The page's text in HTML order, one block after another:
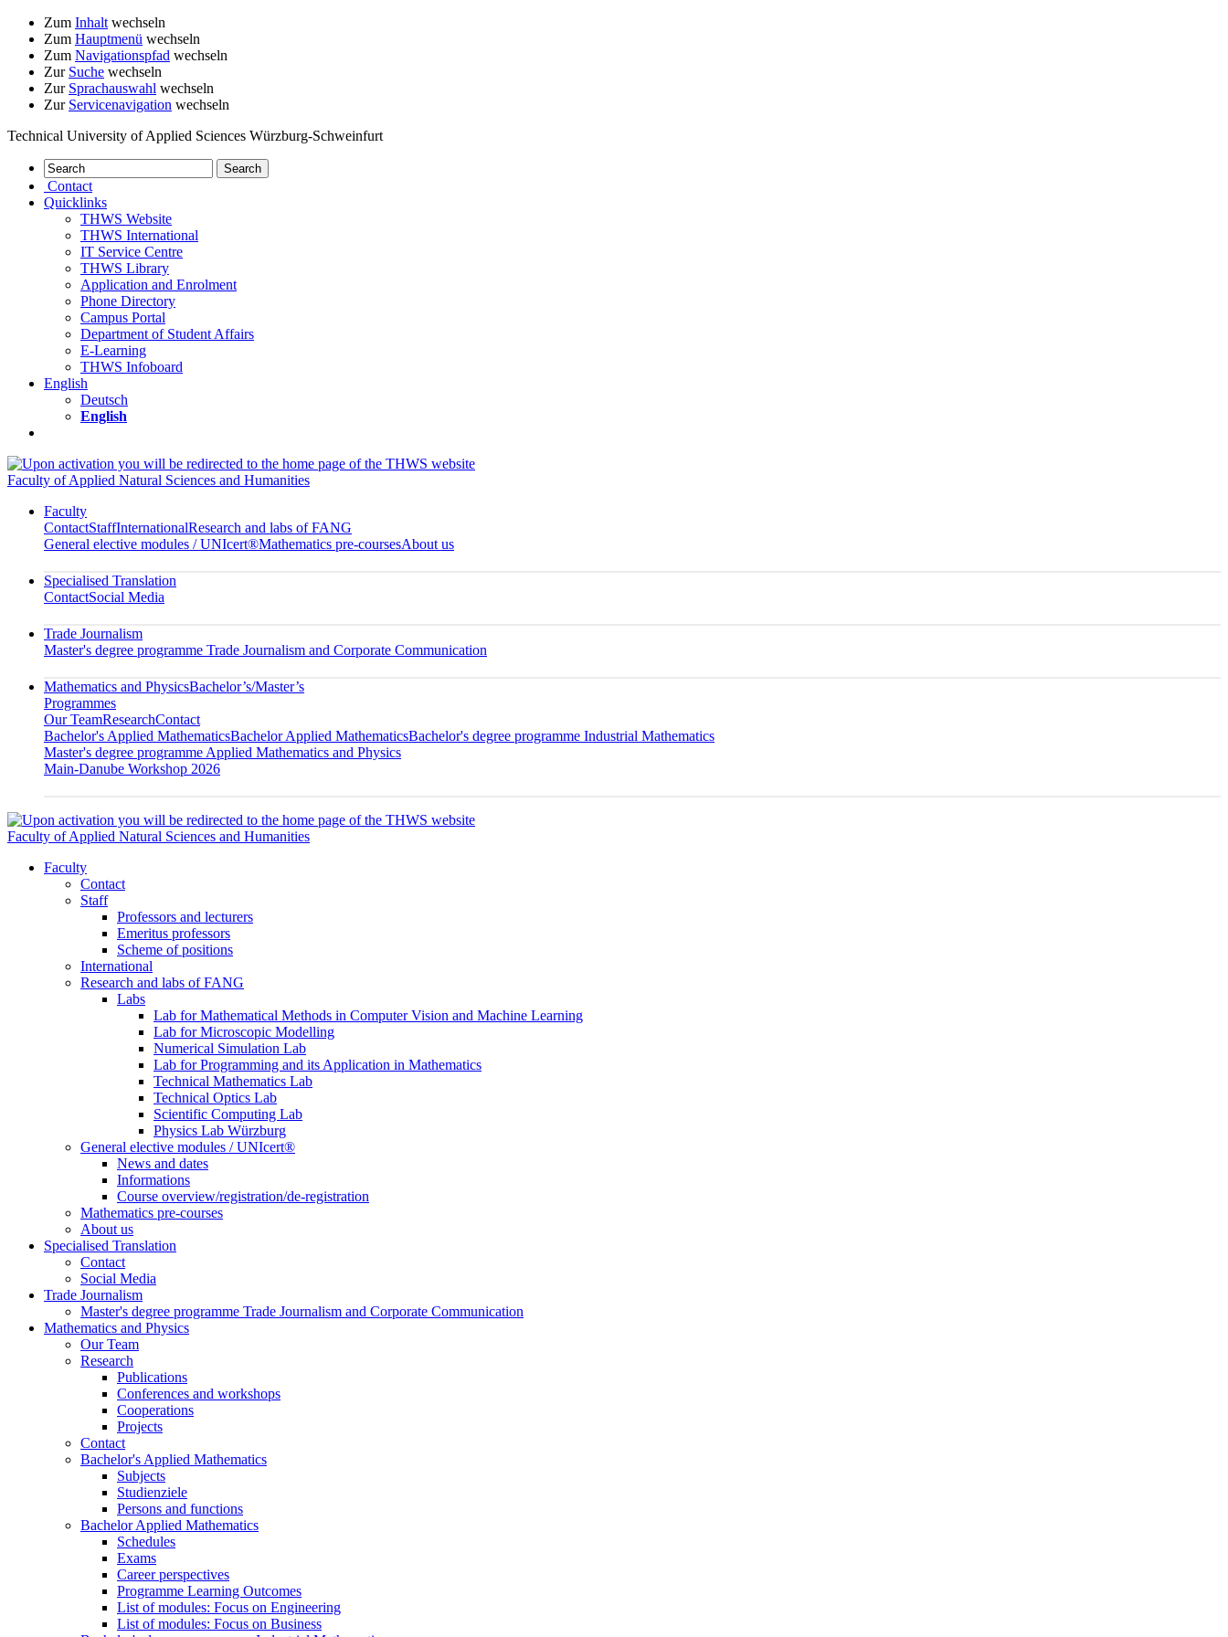
Zum Inhalt wechseln
Zum Hauptmenü wechseln
Zum Navigationspfad wechseln
Zur Suche wechseln
Zur Sprachauswahl wechseln
Zur Servicenavigation wechseln
Technical University of Applied Sciences Würzburg-Schweinfurt
Contact
Quicklinks
THWS Website
THWS International
IT Service Centre
THWS Library
Application and Enrolment
Phone Directory
Campus Portal
Department of Student Affairs
E-Learning
THWS Infoboard
English
Deutsch
English
Faculty of Applied Natural Sciences and Humanities
Faculty
ContactStaffInternationalResearch and labs of FANG
General elective modules / UNIcert®Mathematics pre-coursesAbout us
Specialised Translation
ContactSocial Media
Trade Journalism
Master's degree programme Trade Journalism and Corporate Communication
Mathematics and PhysicsBachelor’s/Master’s
Programmes
Our TeamResearchContact
Bachelor's Applied MathematicsBachelor Applied MathematicsBachelor's degree programme Industrial Mathematics
Master's degree programme Applied Mathematics and Physics
Main-Danube Workshop 2026
Faculty of Applied Natural Sciences and Humanities
Faculty
Contact
Staff
Professors and lecturers
Emeritus professors
Scheme of positions
International
Research and labs of FANG
Labs
Lab for Mathematical Methods in Computer Vision and Machine Learning
Lab for Microscopic Modelling
Numerical Simulation Lab
Lab for Programming and its Application in Mathematics
Technical Mathematics Lab
Technical Optics Lab
Scientific Computing Lab
Physics Lab Würzburg
General elective modules / UNIcert®
News and dates
Informations
Course overview/registration/de-registration
Mathematics pre-courses
About us
Specialised Translation
Contact
Social Media
Trade Journalism
Master's degree programme Trade Journalism and Corporate Communication
Mathematics and Physics
Our Team
Research
Publications
Conferences and workshops
Cooperations
Projects
Contact
Bachelor's Applied Mathematics
Subjects
Studienziele
Persons and functions
Bachelor Applied Mathematics
Schedules
Exams
Career perspectives
Programme Learning Outcomes
List of modules: Focus on Engineering
List of modules: Focus on Business